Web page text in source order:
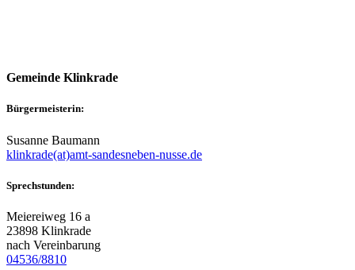
Gemeinde Klinkrade
Bürgermeisterin:
Susanne Baumann
klinkrade(at)amt-sandesneben-nusse.de
Sprechstunden:
Meiereiweg 16 a
23898 Klinkrade
nach Vereinbarung
04536/8810